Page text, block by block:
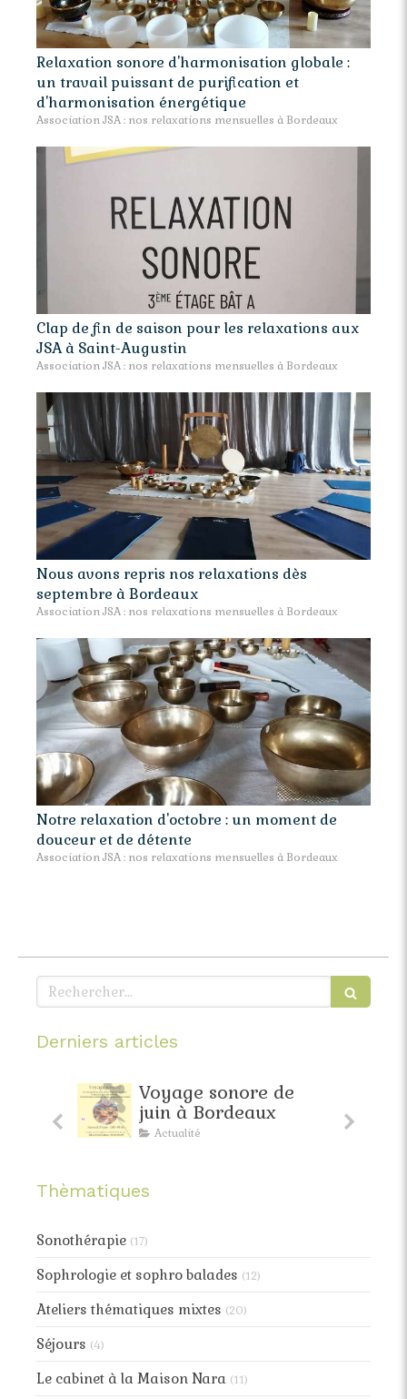
Relaxation sonore d'harmonisation globale :
un travail puissant de purification et
d'harmonisation énergétique
Association JSA : nos relaxations mensuelles à Bordeaux
Clap de fin de saison pour les relaxations aux
JSA à Saint-Augustin
Association JSA : nos relaxations mensuelles à Bordeaux
Nous avons repris nos relaxations dès
septembre à Bordeaux
Association JSA : nos relaxations mensuelles à Bordeaux
Notre relaxation d'octobre : un moment de
douceur et de détente
Association JSA : nos relaxations mensuelles à Bordeaux
Rechercher
Derniers articles
Voyage sonore de
juin à Bordeaux
Actualité
Thèmatiques
Sonothérapie (17)
Sophrologie et sophro balades (12)
Ateliers thématiques mixtes (20)
Séjours (4)
Le cabinet à la Maison Nara (11)